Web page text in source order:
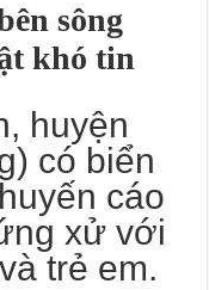
sông
khó tin
huyện
có biển
cáo
xử với
trẻ em.